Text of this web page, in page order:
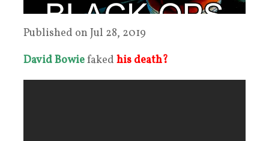
Published on Jul 28, 2019
David Bowiefaked his death?